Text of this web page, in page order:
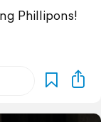
Phillipons!